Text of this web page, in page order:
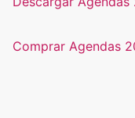
Comprar Agendas